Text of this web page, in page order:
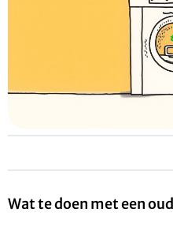
Wat te doen met een